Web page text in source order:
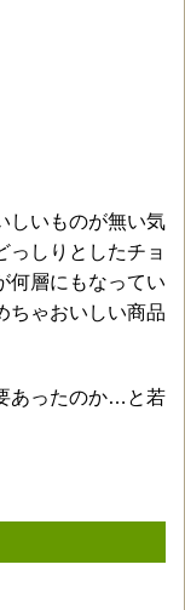
しいものが無い気
っしりとしたチョ
何層にもなってい
ちゃおいしい商品
あったのか…と若